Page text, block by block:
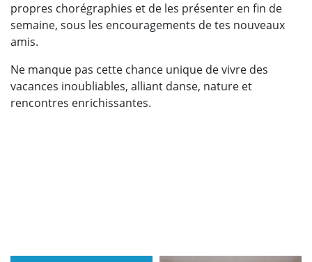
propres chorégraphies et de les présenter en fin de
semaine, sous les encouragements de tes nouveaux
amis.
Ne manque pas cette chance unique de vivre des
vacances inoubliables, alliant danse, nature et
rencontres enrichissantes.